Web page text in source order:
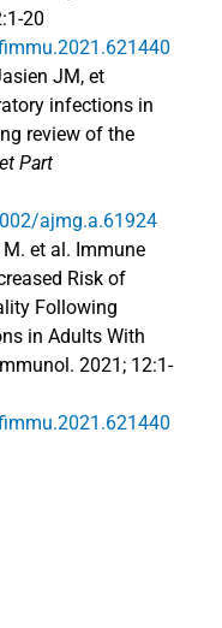
20
JM, et
infections in
review of the
Part
ajmg.a.61924
M. et al. Immune
Risk of
Following
in Adults With
2021; 12:1-